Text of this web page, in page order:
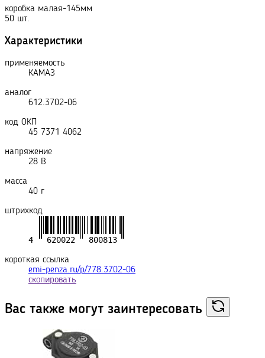
коробка малая-145мм
50 шт.
Характеристики
применяемость
КАМАЗ
аналог
612.3702-06
код ОКП
45 7371 4062
напряжение
28 В
масса
40 г
штрихкод
короткая ссылка
emi-penza.ru/p/778.3702-06
скопировать
Вас также могут заинтересовать